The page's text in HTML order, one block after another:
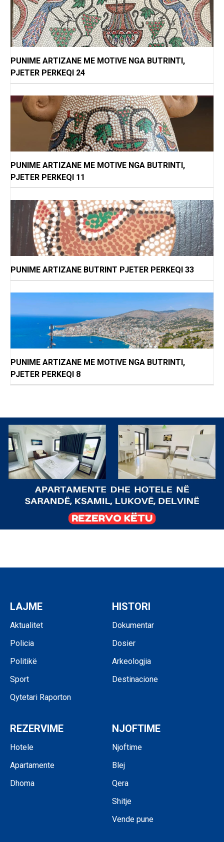
PUNIME ARTIZANE ME MOTIVE NGA BUTRINTI,
PJETER PERKEQI 24
PUNIME ARTIZANE ME MOTIVE NGA BUTRINTI,
PJETER PERKEQI 11
PUNIME ARTIZANE BUTRINT PJETER PERKEQI 33
PUNIME ARTIZANE ME MOTIVE NGA BUTRINTI,
PJETER PERKEQI 8
LAJME
Aktualitet
Policia
Politikë
Sport
Qytetari Raporton
HISTORI
Dokumentar
Dosier
Arkeologjia
Destinacione
REZERVIME
Hotele
Apartamente
Dhoma
NJOFTIME
Njoftime
Blej
Qera
Shitje
Vende pune